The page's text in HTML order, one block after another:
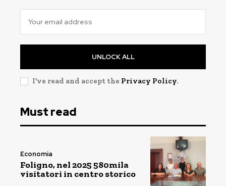
UNLOCK ALL
I've read and accept the Privacy Policy.
Must read
Economia
Foligno, nel 2025 580mila
visitatori in centro storico